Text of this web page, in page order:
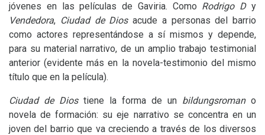
jóvenes en las películas de Gaviria. Como Rodrigo Dy
Vendedora, Ciudad de Dios acude a personas del barrio
como actores representándose a sí mismos y depende,
para su material narrativo, de un amplio trabajo testimonial
anterior (evidente más en la novela-testimonio del mismo
título que en la película).
Ciudad de Diostiene la forma de un bildungsroman o
novela de formación: su eje narrativo se concentra en un
joven del barrio que va creciendo a través de los diversos